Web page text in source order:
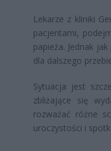
Lekarze z kliniki
pacjentami,
papieża. Jednak
dla dalszego
Sytuacja jest
zbliżające się
rozważać różne
uroczystości i